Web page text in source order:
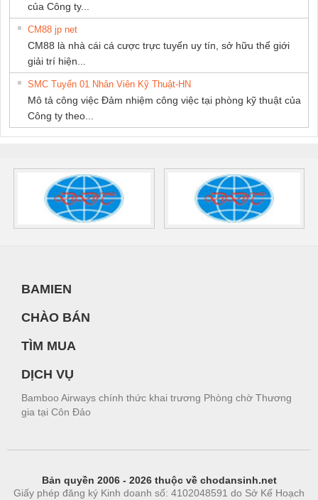
của Công ty...
CM88 jp net
CM88 là nhà cái cá cược trực tuyến uy tín, sở hữu thế giới
giải trí hiện...
SMC Tuyển 01 Nhân Viên Kỹ Thuật-HN
Mô tả công việc Đảm nhiệm công việc tại phòng kỹ thuật của
Công ty theo...
BAMIEN
CHÀO BÁN
TÌM MUA
DỊCH VỤ
Bamboo Airways chính thức khai trương Phòng chờ Thương
gia tại Côn Đảo
Bản quyền 2006 - 2026 thuộc về chodansinh.net
Giấy phép đăng ký Kinh doanh số: 4102048591 do Sở Kế Hoạch